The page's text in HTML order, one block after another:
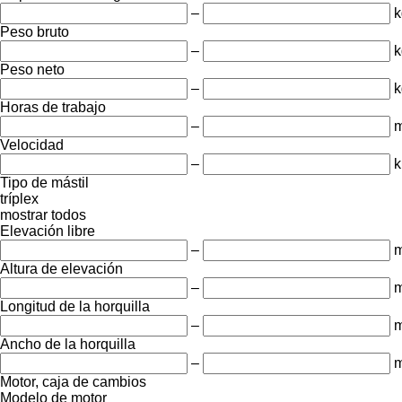
–
Peso bruto
–
Peso neto
–
Horas de trabajo
–
Velocidad
–
Tipo de mástil
tríplex
mostrar todos
Elevación libre
–
Altura de elevación
–
Longitud de la horquilla
–
Ancho de la horquilla
–
Motor, caja de cambios
Modelo de motor